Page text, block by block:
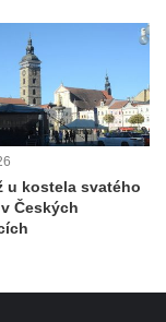
u kostela svatého
Českých